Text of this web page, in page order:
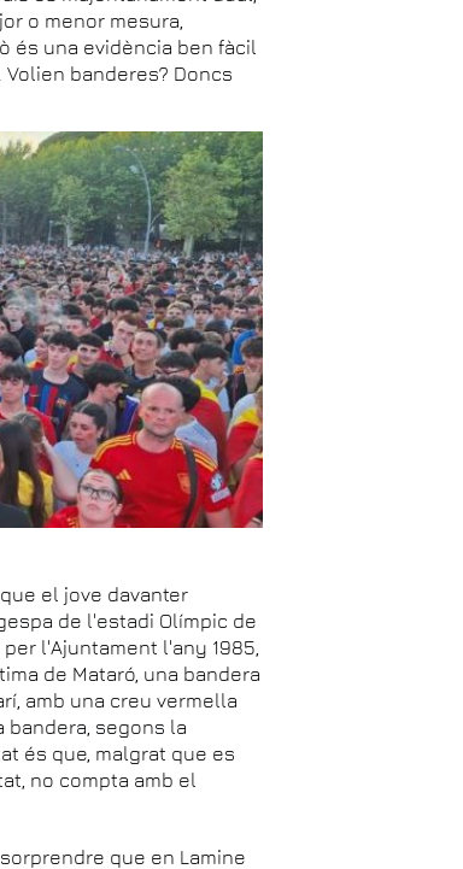
o menor mesura,
és una evidència ben fàcil
banderes? Doncs
el jove davanter
de l'estadi Olímpic de
l'Ajuntament l'any 1985,
de Mataró, una bandera
amb una creu vermella
bandera, segons la
és que, malgrat que es
no compta amb el
que en Lamine